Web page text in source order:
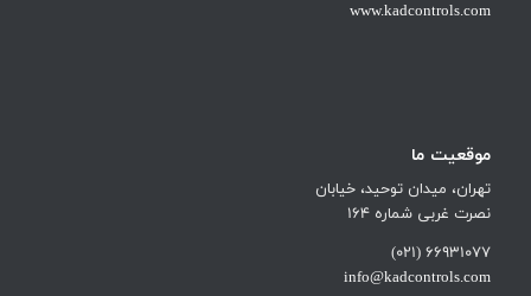
www.kadcontrols.com
موقعیت ما
تهران، میدان توحید، خیابان
نصرت غربی شماره 164
66931077 (021)
info@kadcontrols.com